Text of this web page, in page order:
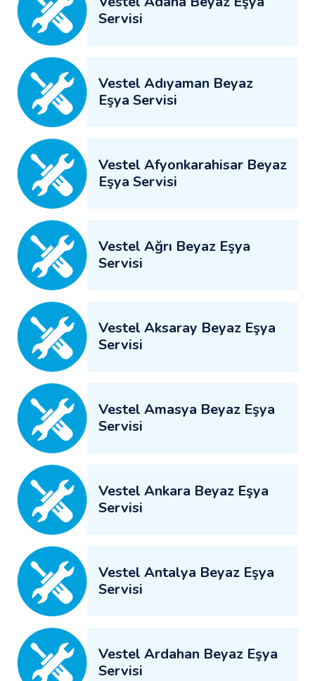
Servisi
Vestel Adıyaman Beyaz
Eşya Servisi
Vestel Afyonkarahisar Beyaz
Eşya Servisi
Vestel Ağrı Beyaz Eşya
Servisi
Vestel Aksaray Beyaz Eşya
Servisi
Vestel Amasya Beyaz Eşya
Servisi
Vestel Ankara Beyaz Eşya
Servisi
Vestel Antalya Beyaz Eşya
Servisi
Vestel Ardahan Beyaz Eşya
Servisi